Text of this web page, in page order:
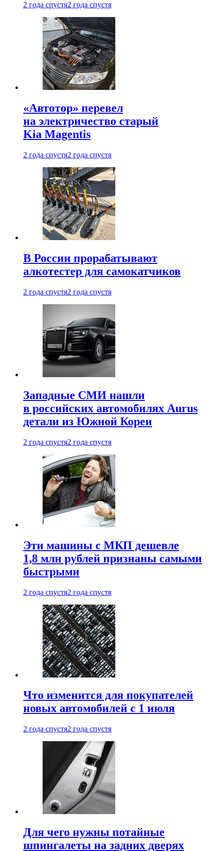
2 года спустя2 года спустя
«Автотор» перевел
на электричество старый
Kia Magentis
2 года спустя2 года спустя
В России прорабатывают
алкотестер для самокатчиков
2 года спустя2 года спустя
Западные СМИ нашли
в российских автомобилях Aurus
детали из Южной Кореи
2 года спустя2 года спустя
Эти машины с МКП дешевле
1,8 млн рублей признаны самыми
быстрыми
2 года спустя2 года спустя
Что изменится для покупателей
новых автомобилей с 1 июля
2 года спустя2 года спустя
Для чего нужны потайные
шпингалеты на задних дверях